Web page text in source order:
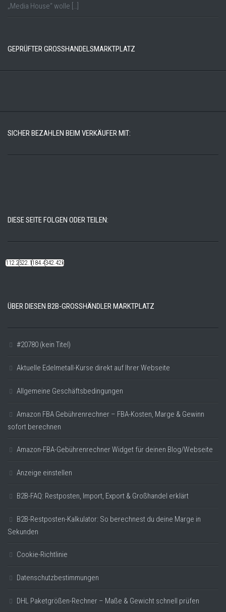
„Media House“ wolle […]
GEPRÜFTER GROSSHANDELSMARKTPLATZ
SICHER BEZAHLEN BEIM VERKÄUFER MIT:
DIESE SEITE FOLGEN ODER TEILEN:
112.22k522.14k184.48k342.42k
ÜBER DIESEN B2B-GROSSHÄNDLER MARKTPLATZ
#20780 (kein Titel)
Aktuelle Edelmetall-Kurse direkt auf Ihrer Webseite
Allgemeine Geschäftsbedingungen
Amazon FBA Gebührenrechner – FBA-Kosten, Marge & Gewinn
sofort berechnen
Amazon-FBA-Gebührenrechner Widget für deinen Blog/Webseite
Anzeige einstellen
B2B-FAQ: Restposten, Import, Export & Großhandel erklärt
B2B-Restposten-Kalkulator: So berechnest du deine Marge in
Sekunden
Cookie-Richtlinie
Datenschutzbestimmungen
DHL Paketgrößen-Rechner – Maße & Gewicht schnell prüfen